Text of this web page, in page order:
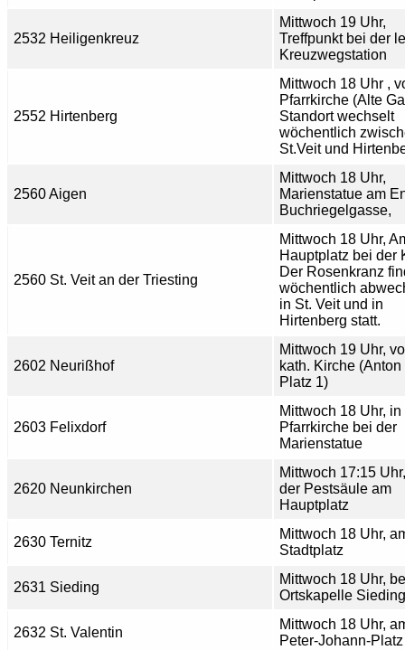
2532 Heiligenkreuz
Mittwoch 19 Uhr,
Treffpunkt bei der
Kreuzwegstation
2552 Hirtenberg
Mittwoch 18 Uhr ,
Pfarrkirche (Alte
Standort wechselt
wöchentlich
St.Veit und
2560 Aigen
Mittwoch 18 Uhr,
Marienstatue am
Buchriegelgasse,
2560 St. Veit an der Triesting
Mittwoch 18 Uhr,
Hauptplatz bei der
Der Rosenkranz
wöchentlich
in St. Veit und in
Hirtenberg statt.
2602 Neurißhof
Mittwoch 19 Uhr,
kath. Kirche
Platz 1)
2603 Felixdorf
Mittwoch 18 Uhr, in
Pfarrkirche bei der
Marienstatue
2620 Neunkirchen
Mittwoch 17:15
der Pestsäule am
Hauptplatz
2630 Ternitz
Mittwoch 18 Uhr,
Stadtplatz
2631 Sieding
Mittwoch 18 Uhr,
Ortskapelle
2632 St. Valentin
Mittwoch 18 Uhr,
Peter-Johann-Platz